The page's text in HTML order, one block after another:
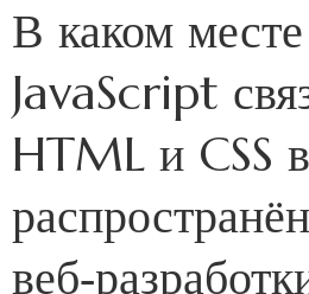
В каком месте
JavaScript
HTML и CSS в